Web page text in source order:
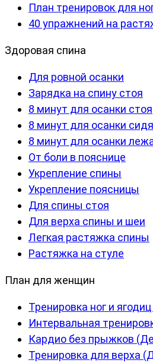
План тренировок для
40 упражнений на
Здоровая спина
Для ровной осанки
Зарядка на спину стоя
8 минут для осанки стоя
8 минут для осанки сидя
8 минут для осанки
От боли в пояснице
Укрепление спины
Укрепление поясницы
Для спины стоя
Для верха спины и шеи
Легкая растяжка спины
Растяжка на стуле
План для женщин
Тренировка ног и
Интервальная
Кардио без прыжков
Тренировка для верха